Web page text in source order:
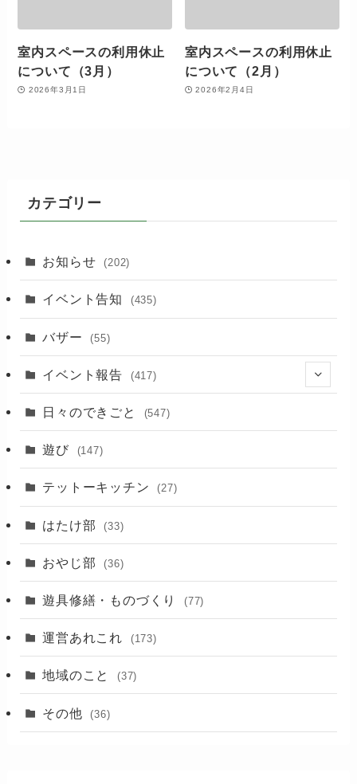
室内スペースの利用休止
について（3月）
2026年3月1日
室内スペースの利用休止
について（2月）
2026年2月4日
カテゴリー
お知らせ (202)
イベント告知 (435)
バザー (55)
イベント報告 (417)
(2)
(3)
日々のできごと (547)
遊び (147)
テットーキッチン (27)
はたけ部 (33)
おやじ部 (36)
遊具修繕・ものづくり (77)
運営あれこれ (173)
地域のこと (37)
その他 (36)